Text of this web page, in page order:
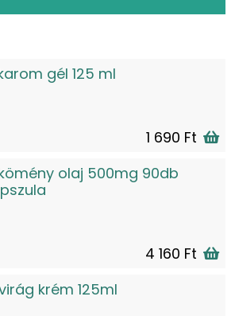
gél 125 ml
1 690 Ft
olaj 500mg 90db
4 160 Ft
krém 125ml